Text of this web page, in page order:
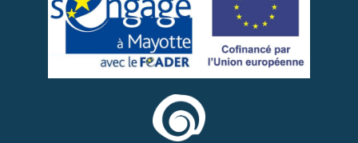
BigOrNot © 2022. Mentions légales